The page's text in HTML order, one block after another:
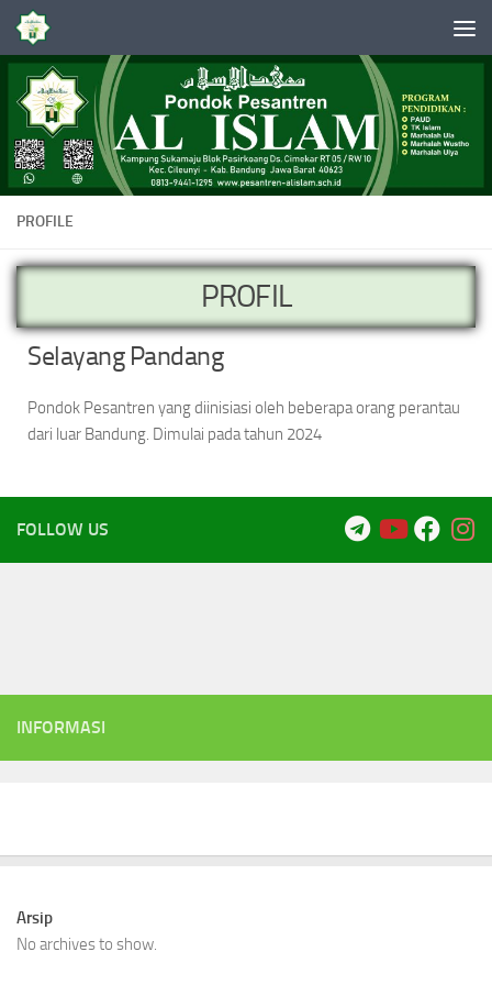
Skip to content
PROFILE
PROFIL
Selayang Pandang
Pondok Pesantren yang diinisiasi oleh beberapa orang perantau
dari luar Bandung. Dimulai pada tahun 2024
FOLLOW US
INFORMASI
Arsip
No archives to show.